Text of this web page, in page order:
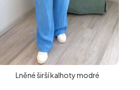
Lněné širší kalhoty modré